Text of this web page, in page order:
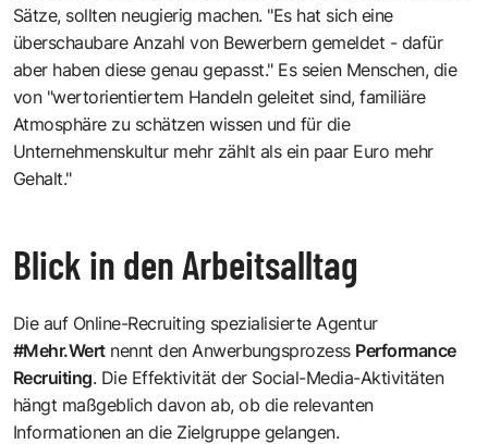
Sätze, sollten neugierig machen. "Es hat sich eine
überschaubare Anzahl von Bewerbern gemeldet - dafür
aber haben diese genau gepasst." Es seien Menschen, die
von "wertorientiertem Handeln geleitet sind, familiäre
Atmosphäre zu schätzen wissen und für die
Unternehmenskultur mehr zählt als ein paar Euro mehr
Gehalt."
Blick in den Arbeitsalltag
Die auf Online-Recruiting spezialisierte Agentur
#Mehr.Wert nennt den Anwerbungsprozess Performance
Recruiting. Die Effektivität der Social-Media-Aktivitäten
hängt maßgeblich davon ab, ob die relevanten
Informationen an die Zielgruppe gelangen.